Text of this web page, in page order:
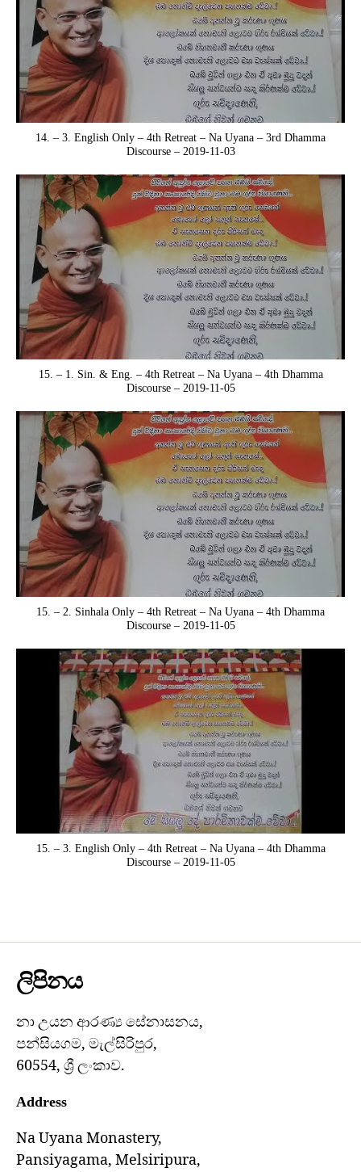
14. – 3. English Only – 4th Retreat – Na Uyana – 3rd Dhamma
Discourse – 2019-11-03
15. – 1. Sin. & Eng. – 4th Retreat – Na Uyana – 4th Dhamma
Discourse – 2019-11-05
15. – 2. Sinhala Only – 4th Retreat – Na Uyana – 4th Dhamma
Discourse – 2019-11-05
15. – 3. English Only – 4th Retreat – Na Uyana – 4th Dhamma
Discourse – 2019-11-05
ලිපිනය
නා උයන ආරණ්‍ය සේනාසනය,
පන්සියගම, මැල්සිරිපුර,
60554, ශ්‍රී ලංකාව.
Address
Na Uyana Monastery,
Pansiyagama, Melsiripura,